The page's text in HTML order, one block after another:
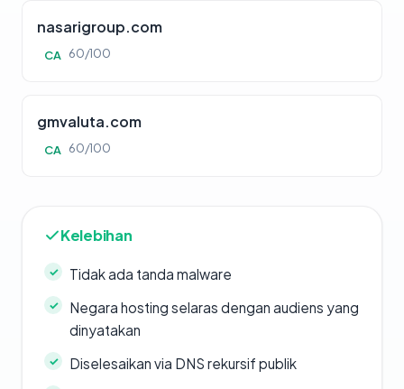
nasarigroup.com
CA 60/100
gmvaluta.com
CA 60/100
Kelebihan
Tidak ada tanda malware
Negara hosting selaras dengan audiens yang
dinyatakan
Diselesaikan via DNS rekursif publik